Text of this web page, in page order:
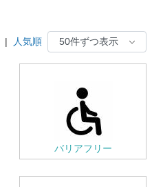
| 人気順
バリアフリー